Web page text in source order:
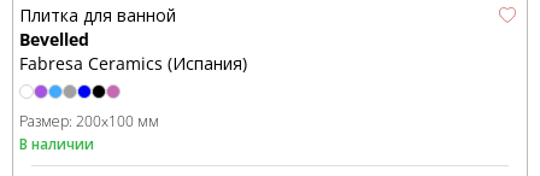
Плитка для ванной
Bevelled
Fabresa Ceramics (Испания)
Размер: 200x100 мм
В наличии